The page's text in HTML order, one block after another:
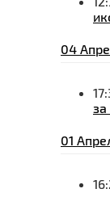
04
за
01